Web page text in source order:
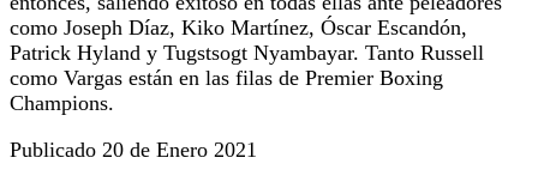
como Joseph Díaz, Kiko Martínez, Óscar Escandón,
Patrick Hyland y Tugstsogt Nyambayar. Tanto Russell
como Vargas están en las filas de Premier Boxing
Champions.
Publicado 20 de Enero 2021